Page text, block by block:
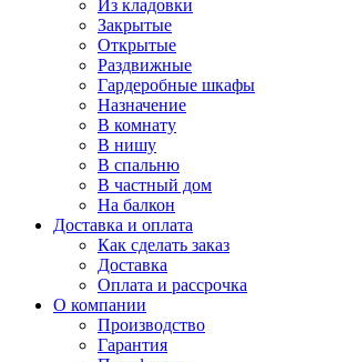
Из кладовки
Закрытые
Открытые
Раздвижные
Гардеробные шкафы
Назначение
В комнату
В нишу
В спальню
В частный дом
На балкон
Доставка и оплата
Как сделать заказ
Доставка
Оплата и рассрочка
О компании
Производство
Гарантия